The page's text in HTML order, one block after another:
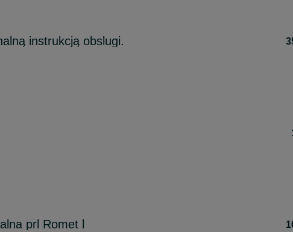
instrukcją obslugi.
prl Romet l